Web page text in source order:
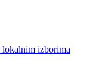
izborima